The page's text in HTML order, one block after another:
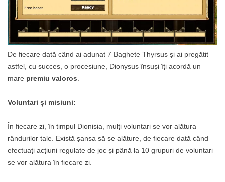
De fiecare dată când ai adunat 7 Baghete Thyrsus și ai pregătit
astfel, cu succes, o procesiune, Dionysus însuși îți acordă un
mare premiu valoros
Voluntari și misiuni:
În fiecare zi, în timpul Dionisia, mulți voluntari se vor alătura
rândurilor tale. Există șansa să se alăture, de fiecare dată când
efectuați acțiuni regulate de joc și până la 10 grupuri de voluntari
se vor alătura în fiecare zi.